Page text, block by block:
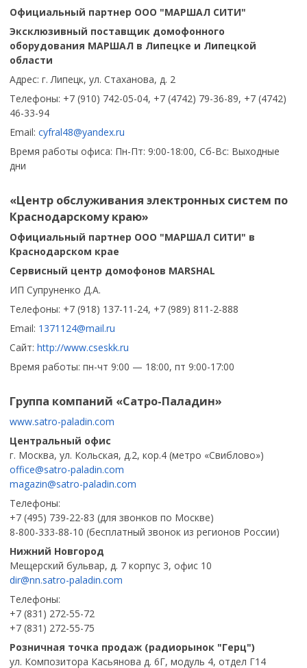
Официальный партнер ООО "МАРШАЛ СИТИ"
Эксклюзивный поставщик домофонного
оборудования МАРШАЛ в Липецке и Липецкой
области
Адрес: г. Липецк, ул. Стаханова, д. 2
Телефоны: +7 (910) 742-05-04, +7 (4742) 79-36-89, +7 (4742)
46-33-94
Email:cyfral48@yandex.ru
Время работы офиса: Пн-Пт: 9:00-18:00, Сб-Вс: Выходные
дни
«Центр обслуживания электронных систем по
Краснодарскому краю»
Официальный партнер ООО "МАРШАЛ СИТИ" в
Краснодарском крае
Сервисный центр домофонов MARSHAL
ИП Супруненко Д.А.
Телефоны: +7 (918) 137-11-24, +7 (989) 811-2-888
Email: 1371124@mail.ru
Сайт:http://www.cseskk.ru
Время работы: пн-чт 9:00 — 18:00, пт 9:00-17:00
Группа компаний «Сатро-Паладин»
www.satro-paladin.com
Центральный офис
г. Москва, ул. Кольская, д.2, кор.4 (метро «Свиблово»)
office@satro-paladin.com
magazin@satro-paladin.com
Телефоны:
+7 (495) 739-22-83 (для звонков по Москве)
8-800-333-88-10 (бесплатный звонок из регионов России)
Нижний Новгород
Мещерский бульвар, д. 7 корпус 3, офис 10
dir@nn.satro-paladin.com
Телефоны:
+7 (831) 272-55-72
+7 (831) 272-55-75
Розничная точка продаж (радиорынок "Герц")
ул. Композитора Касьянова д. 6Г, модуль 4, отдел Г14